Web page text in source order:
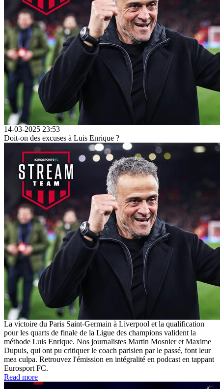
14-03-2025 23:53
Doit-on des excuses à Luis Enrique ?
La victoire du Paris Saint-Germain à Liverpool et la qualification
pour les quarts de finale de la Ligue des champions valident la
méthode Luis Enrique. Nos journalistes Martin Mosnier et Maxime
Dupuis, qui ont pu critiquer le coach parisien par le passé, font leur
mea culpa. Retrouvez l'émission en intégralité en podcast en tappant
Eurosport FC.
Read more